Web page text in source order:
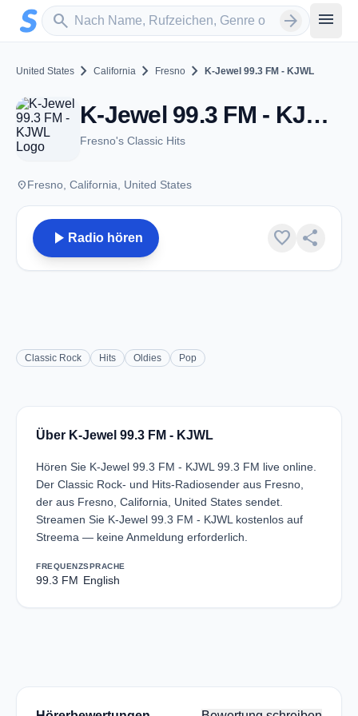
Zum Hauptinhalt springen
search
Sender suchen arrow_forward menu
United States chevron_right California chevron_right Fresno chevron_right K-Jewel 99.3 FM - KJWL
K-Jewel 99.3 FM - KJWL - FM 99.3 - Fresno, CA
Fresno's Classic Hits
placeFresno, California, United States
play_arrow Radio hören favorite share
Classic Rock Hits Oldies Pop
Über K-Jewel 99.3 FM - KJWL
Hören Sie K-Jewel 99.3 FM - KJWL 99.3 FM live online.
Der Classic Rock- und Hits-Radiosender aus Fresno,
der aus Fresno, California, United States sendet.
Streamen Sie K-Jewel 99.3 FM - KJWL kostenlos auf
Streema — keine Anmeldung erforderlich.
FREQUENZ
99.3 FM
SPRACHE
English